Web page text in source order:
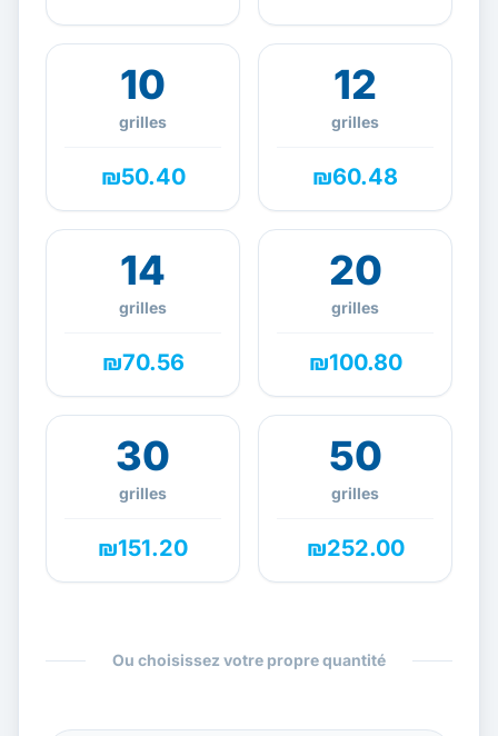
10
grilles
₪50.40
12
grilles
₪60.48
14
grilles
₪70.56
20
grilles
₪100.80
30
grilles
₪151.20
50
grilles
₪252.00
Ou choisissez votre propre quantité